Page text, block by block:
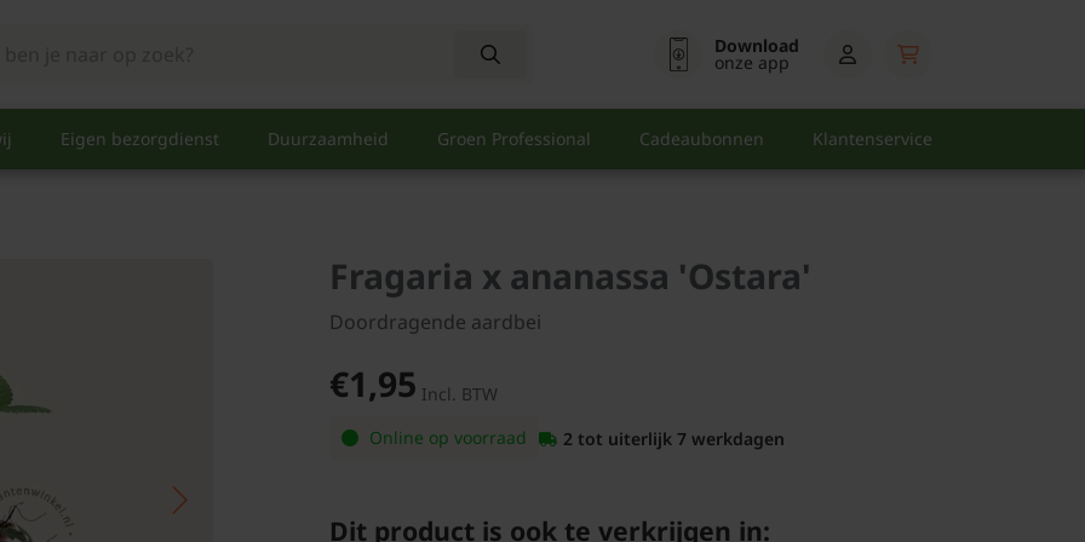
Download
onze app
Eigen bezorgdienst Duurzaamheid Groen Professional Cadeaubonnen Klantenservice
Fragaria x ananassa 'Ostara'
Doordragende aardbei
€1,95 Incl. BTW
Online op voorraad
2 tot uiterlijk 7 werkdagen
Dit product is ook te verkrijgen in: